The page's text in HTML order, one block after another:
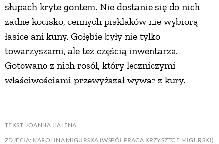
słupach kryte gontem. Nie dostanie się do nich
żadne kocisko, cennych pisklaków nie wybiorą
łasice ani kuny. Gołębie były nie tylko
towarzyszami, ale też częścią inwentarza.
Gotowano z nich rosół, który leczniczymi
właściwościami przewyższał wywar z kury.
TEKST: JOANNA HALENA
ZDJĘCIA: KAROLINA MIGURSKA (WSPÓŁPRACA KRZYSZTOF MIGURSKI)